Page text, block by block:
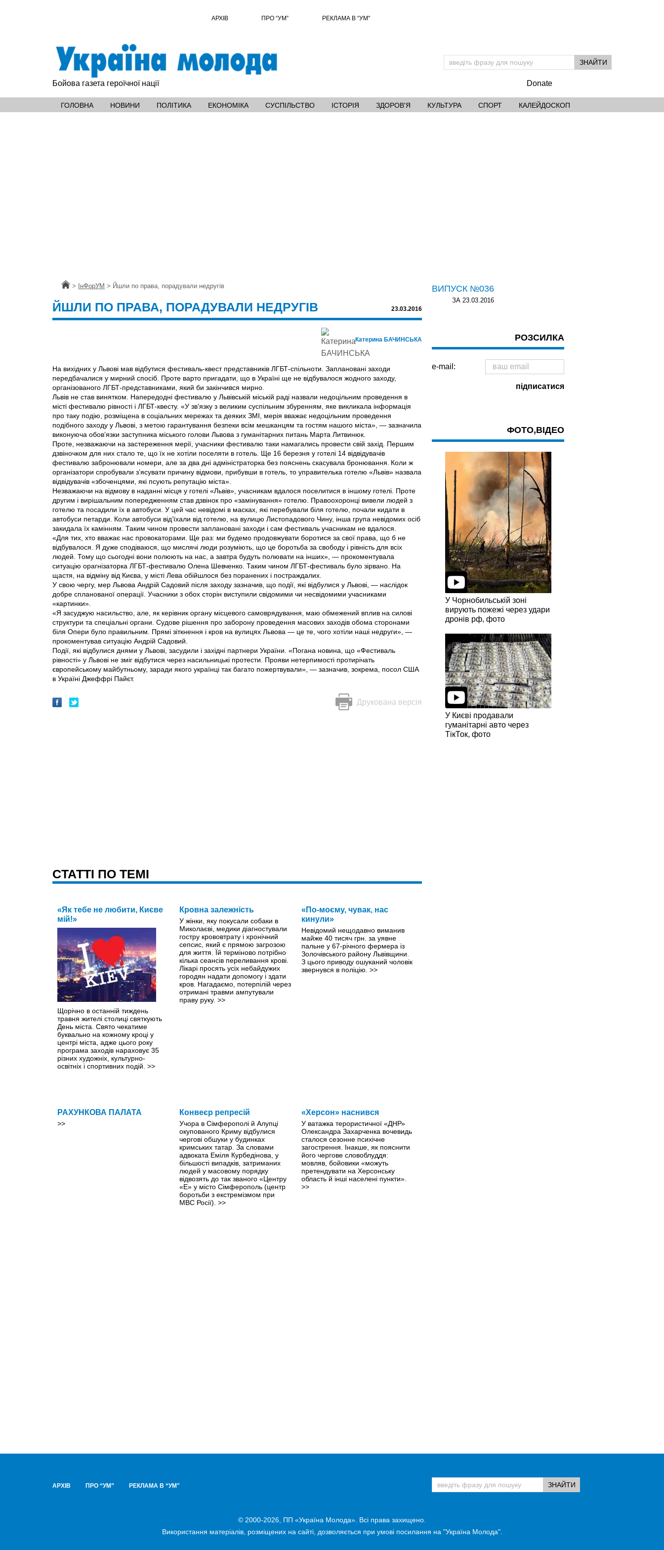
АРХІВ ПРО “УМ” РЕКЛАМА В “УМ"
Бойова газета героїчної нації Donate
ГОЛОВНА НОВИНИ ПОЛІТИКА ЕКОНОМІКА СУСПІЛЬСТВО ІСТОРІЯ ЗДОРОВ'Я КУЛЬТУРА СПОРТ КАЛЕЙДОСКОП
Головна
> ІнФорУМ > Йшли по права, порадували недругів
ЙШЛИ ПО ПРАВА, ПОРАДУВАЛИ НЕДРУГІВ 23.03.2016
Катерина БАЧИНСЬКА
На вихідних у Львові мав відбутися фестиваль-квест представників ЛГБТ-спільноти. Заплановані заходи
передбачалися у мирний спосіб. Проте варто пригадати, що в Україні ще не відбувалося жодного заходу,
організованого ЛГБТ-представниками, який би закінчився мирно.
Львів не став винятком. Напередодні фестивалю у Львівській міській раді назвали недоцільним проведення в
місті фестивалю рівності і ЛГБТ-квесту. «У зв’язку з великим суспільним збуренням, яке викликала інформація
про таку подію, розміщена в соціальних мережах та деяких ЗМІ, мерія вважає недоцільним проведення
подібного заходу у Львові, з метою гарантування безпеки всім мешканцям та гостям нашого міста», — зазначила
виконуюча обов’язки заступника міського голови Львова з гуманітарних питань Марта Литвинюк.
Проте, незважаючи на застереження мерії, учасники фестивалю таки намагались провести свій захід. Першим
дзвіночком для них стало те, що їх не хотіли поселяти в готель. Ще 16 березня у готелi 14 відвідувачів
фестивалю забронювали номери, але за два дні адміністраторка без пояснень скасувала бронювання. Коли ж
організатори спробували з’ясувати причину відмови, прибувши в готель, то управителька готелю «Львів» назвала
відвідувачів «збоченцями, які псують репутацію міста».
Незважаючи на відмову в наданні місця у готелі «Львів», учасникам вдалося поселитися в іншому готелі. Проте
другим і вирішальним попередженням став дзвінок про «замінування» готелю. Правоохоронці вивели людей з
готелю та посадили їх в автобуси. У цей час невідомі в масках, які перебували біля готелю, почали кидати в
автобуси петарди. Коли автобуси від’їхали від готелю, на вулицю Листопадового Чину, інша група невідомих осіб
закидала їх камінням. Таким чином провести заплановані заходи і сам фестиваль учасникам не вдалося.
«Для тих, хто вважає нас провокаторами. Ще раз: ми будемо продовжувати боротися за свої права, що б не
відбувалося. Я дуже сподіваюся, що мислячі люди розуміють, що це боротьба за свободу і рівність для всіх
людей. Тому що сьогодні вони полюють на нас, а завтра будуть полювати на інших», — прокоментувала
ситуацію орагнізаторка ЛГБТ-фестивалю Олена Шевченко. Таким чином ЛГБТ-фестиваль було зірвано. На
щастя, на відміну від Києва, у місті Лева обійшлося без поранених і постраждалих.
У свою чергу, мер Львова Андрій Садовий після заходу зазначив, що події, які відбулися у Львові, — наслідок
добре спланованої операції. Учасники з обох сторін виступили свідомими чи несвідомими учасниками
«картинки».
«Я засуджую насильство, але, як керівник органу місцевого самоврядування, маю обмежений вплив на силові
структури та спеціальні органи. Судове рішення про заборону проведення масових заходів обома сторонами
біля Опери було правильним. Прямі зіткнення і кров на вулицях Львова — це те, чого хотіли наші недруги», —
прокоментував ситуацію Андрій Садовий.
Події, які відбулися днями у Львові, засудили і західні партнери України. «Погана новина, що «Фестиваль
рівності» у Львові не зміг відбутися через насильницькі протести. Прояви нетерпимості протирічать
європейському майбутньому, заради якого українці так багато пожертвували», — зазначив, зокрема, посол США
в Україні Джеффрі Пайєт.
Друкована версія
CТАТТІ ПО ТЕМІ
«Як тебе не любити, Києве
мій!»
Щорічно в останній тиждень
травня жителі столиці святкують
День міста. Свято чекатиме
буквально на кожному кроці y
центрі міста, адже цього року
програма заходів нараховує 35
різних художніх, культурно-
освітніх і спортивних подій. >>
Кровна залежність
У жінки, яку покусали собаки в
Миколаєві, медики діагностували
гостру крововтрату і хронічний
сепсис, який є прямою загрозою
для життя. Їй терміново потрібно
кілька сеансів переливання крові.
Лікарі просять усіх небайдужих
городян надати допомогу і здати
кров. Нагадаємо, потерпілій через
отримані травми ампутували
праву руку. >>
«По-моєму, чувак, нас
кинули»
Невідомий нещодавно виманив
майже 40 тисяч грн. за уявне
пальне у 67-річного фермера із
Золочівського району Львівщини.
З цього приводу ошуканий чоловік
звернувся в поліцію. >>
РАХУНКОВА ПАЛАТА
>>
Конвеєр репресій
Учора в Сімферополі й Алупці
окупованого Криму відбулися
чергові обшуки у будинках
кримських татар. За словами
адвоката Еміля Курбедінова, у
більшості випадків, затриманих
людей у масовому порядку
відвозять до так званого «Центру
«Е» у місто Сімферополь (центр
боротьби з екстремізмом при
МВС Росії). >>
«Херсон» наснився
У ватажка терористичної «ДНР»
Олександра Захарченка вочевидь
сталося сезонне психічне
загострення. Інакше, як пояснити
його чергове словоблуддя:
мовляв, бойовики «можуть
претендувати на Херсонську
область й інші населені пункти».
>>
ВИПУСК №036
ЗА 23.03.2016
РОЗСИЛКА
e-mail:
ФОТО,ВІДЕО
У Чорнобильській зоні
вирують пожежі через удари
дронів рф, фото
У Києві продавали
гуманітарні авто через
ТікТок, фото
АРХІВ ПРО “УМ” РЕКЛАМА В “УМ"
© 2000-2026, ПП «Україна Молода». Всі права захищено.
Використання матеріалів, розміщених на сайті, дозволяється при умові посилання на "Україна Молода".